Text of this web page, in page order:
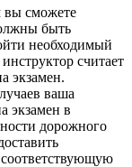
вы сможете
быть
необходимый
считает
экзамен.
ваша
экзамен в
дорожного